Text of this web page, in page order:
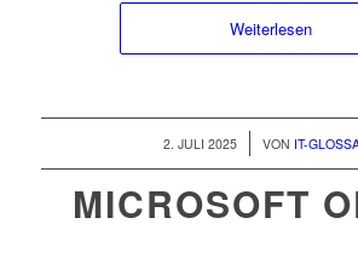
Weiterlesen
2. JULI 2025 VON IT-
MICROSOFT